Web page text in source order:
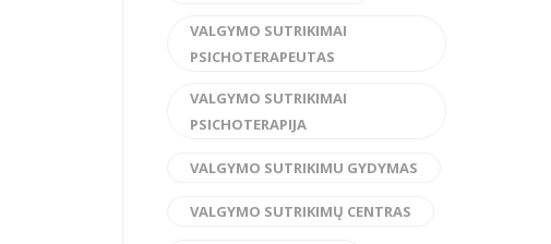
VALGYMO SUTRIKIMAI
PSICHOTERAPEUTAS
VALGYMO SUTRIKIMAI
PSICHOTERAPIJA
VALGYMO SUTRIKIMU GYDYMAS
VALGYMO SUTRIKIMŲ CENTRAS